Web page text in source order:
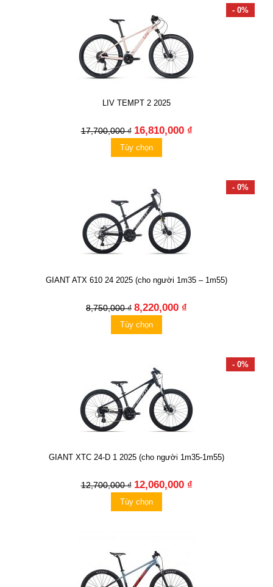
- 0%
LIV TEMPT 2 2025
17,700,000 ₫ 16,810,000 ₫
Tùy chọn
- 0%
GIANT ATX 610 24 2025 (cho người 1m35 – 1m55)
8,750,000 ₫ 8,220,000 ₫
Tùy chọn
- 0%
GIANT XTC 24-D 1 2025 (cho người 1m35-1m55)
12,700,000 ₫ 12,060,000 ₫
Tùy chọn